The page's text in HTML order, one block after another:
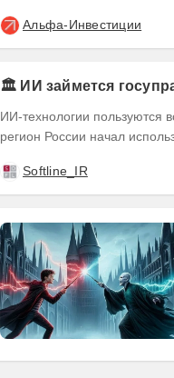
Альфа-Инвестиции
🏛️ ИИ займется
ИИ-технологии пользуются
регион России начал
Softline_IR